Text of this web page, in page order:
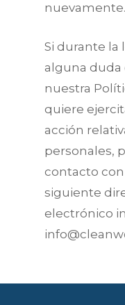
nuevamente.
Si durante la
alguna duda
nuestra
quiere
acción
personales,
contacto
siguiente
electrónico